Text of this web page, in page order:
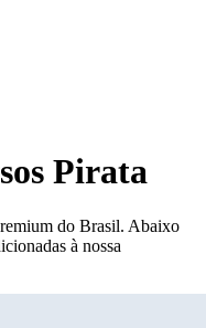
Pirata
do Brasil. Abaixo
à nossa